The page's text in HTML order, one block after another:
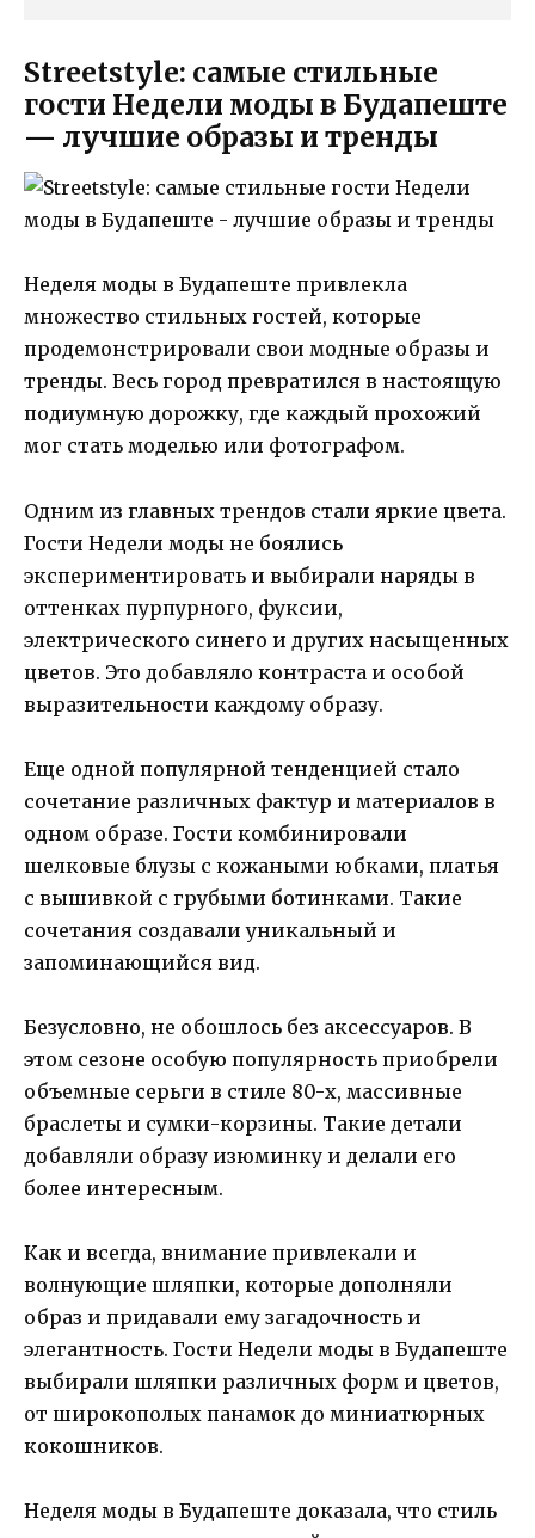
Streetstyle: самые стильные
гости Недели моды в Будапеште
— лучшие образы и тренды
Неделя моды в Будапеште привлекла
множество стильных гостей, которые
продемонстрировали свои модные образы и
тренды. Весь город превратился в настоящую
подиумную дорожку, где каждый прохожий
мог стать моделью или фотографом.
Одним из главных трендов стали яркие цвета.
Гости Недели моды не боялись
экспериментировать и выбирали наряды в
оттенках пурпурного, фуксии,
электрического синего и других насыщенных
цветов. Это добавляло контраста и особой
выразительности каждому образу.
Еще одной популярной тенденцией стало
сочетание различных фактур и материалов в
одном образе. Гости комбинировали
шелковые блузы с кожаными юбками, платья
с вышивкой с грубыми ботинками. Такие
сочетания создавали уникальный и
запоминающийся вид.
Безусловно, не обошлось без аксессуаров. В
этом сезоне особую популярность приобрели
объемные серьги в стиле 80-х, массивные
браслеты и сумки-корзины. Такие детали
добавляли образу изюминку и делали его
более интересным.
Как и всегда, внимание привлекали и
волнующие шляпки, которые дополняли
образ и придавали ему загадочность и
элегантность. Гости Недели моды в Будапеште
выбирали шляпки различных форм и цветов,
от широкополых панамок до миниатюрных
кокошников.
Неделя моды в Будапеште доказала, что стиль